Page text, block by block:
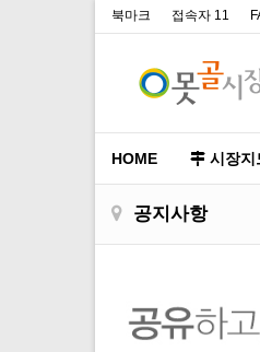
북마크 접속자 11
HOME 시장지
공지사항